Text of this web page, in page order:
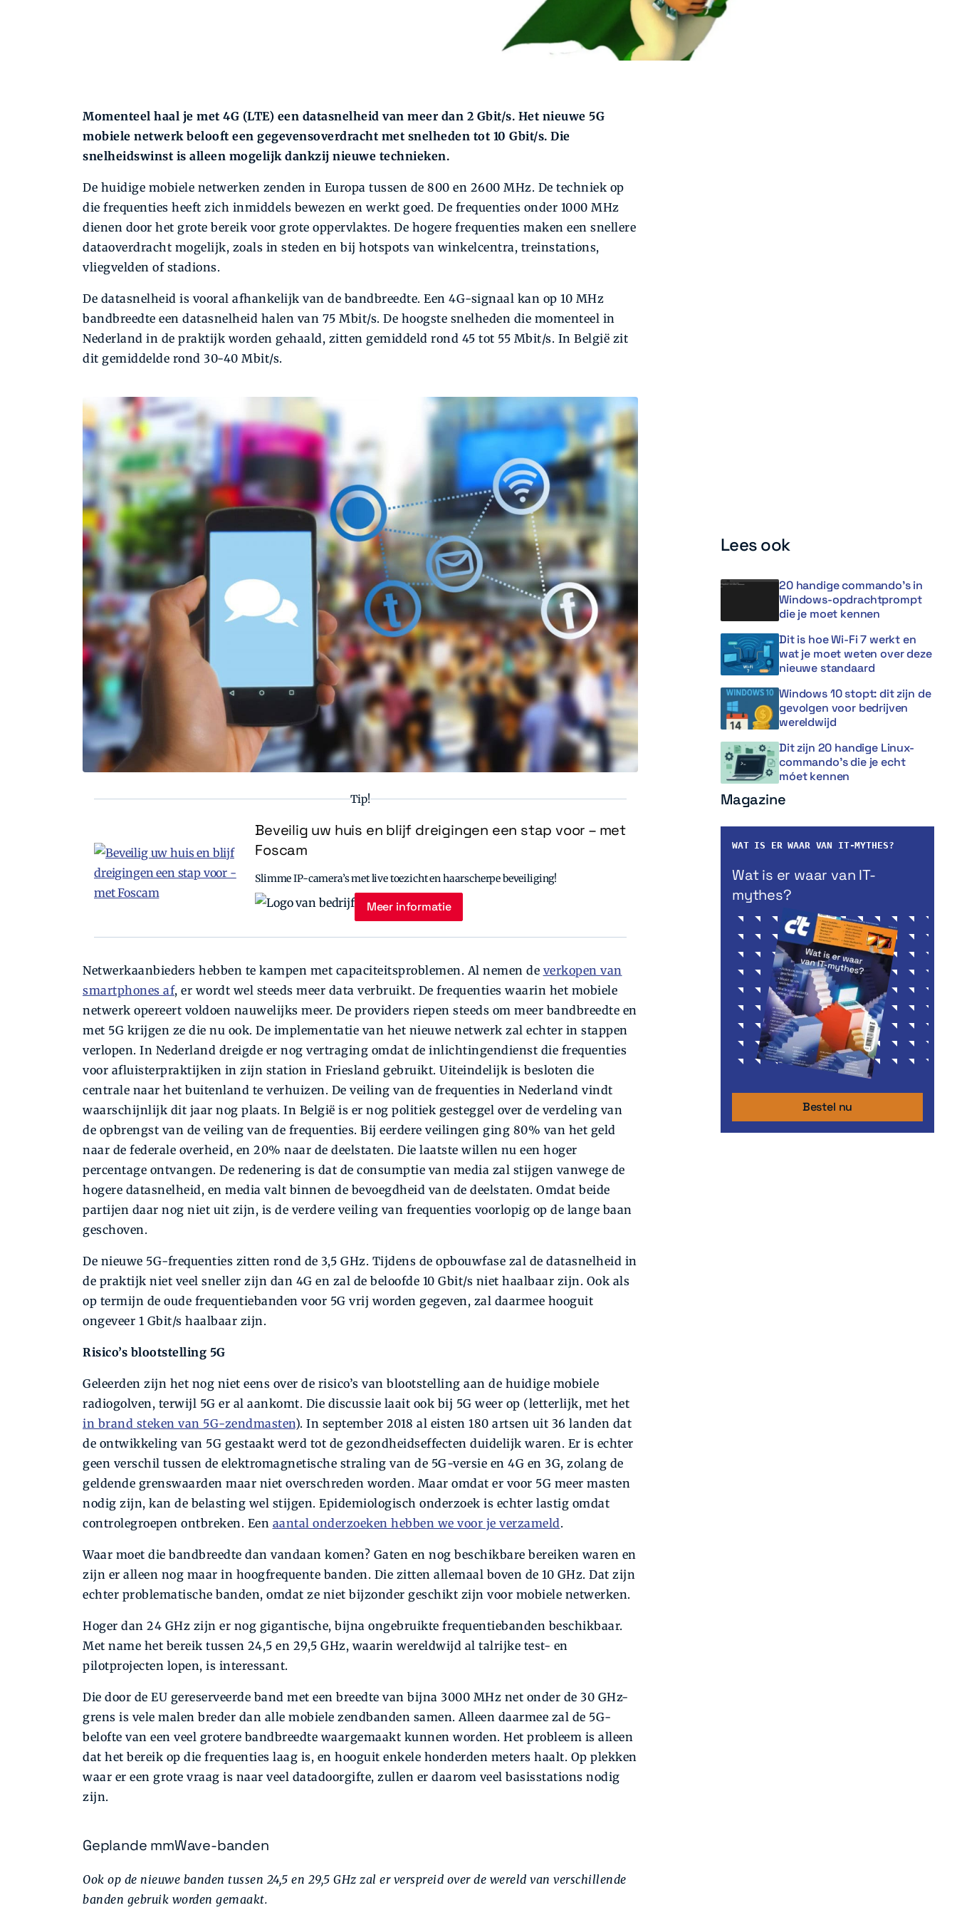
Momenteel haal je met 4G (LTE) een datasnelheid van meer dan 2 Gbit/s. Het nieuwe 5G
mobiele netwerk belooft een gegevensoverdracht met snelheden tot 10 Gbit/s. Die
snelheidswinst is alleen mogelijk dankzij nieuwe technieken.
De huidige mobiele netwerken zenden in Europa tussen de 800 en 2600 MHz. De techniek op
die frequenties heeft zich inmiddels bewezen en werkt goed. De frequenties onder 1000 MHz
dienen door het grote bereik voor grote oppervlaktes. De hogere frequenties maken een snellere
dataoverdracht mogelijk, zoals in steden en bij hotspots van winkel­centra, treinstations,
vliegvelden of stadions.
De datasnelheid is vooral afhankelijk van de bandbreedte. Een 4G-signaal kan op 10 MHz
bandbreedte een datasnelheid halen van 75 Mbit/s. De hoogste snelheden die momenteel in
Nederland in de praktijk worden gehaald, zitten gemiddeld rond 45 tot 55 Mbit/s. In België zit
dit gemiddelde rond 30-40 Mbit/s.
Tip!
Beveilig uw huis en blijf dreigingen een stap voor – met
Foscam
Slimme IP-camera’s met live toezicht en haarscherpe beveiliging!
Meer informatie
Netwerkaanbieders hebben te kampen met capa­citeitsproblemen. Al nemen de verkopen van
smartphones af, er wordt wel steeds meer data verbruikt. De frequenties waarin het mobiele
netwerk opereert voldoen nauwelijks meer. De providers riepen steeds om meer bandbreedte en
met 5G krijgen ze die nu ook. De implementatie van het nieuwe netwerk zal echter in stappen
verlopen. In Nederland dreigde er nog vertraging omdat de inlichtingendienst die frequenties
voor afluisterpraktijken in zijn station in Friesland gebruikt. Uiteindelijk is besloten die
centrale naar het buitenland te verhuizen. De veiling van de frequenties in Nederland vindt
waarschijnlijk dit jaar nog plaats. In België is er nog politiek gesteggel over de verdeling van
de opbrengst van de veiling van de frequenties. Bij eerdere veilingen ging 80% van het geld
naar de federale overheid, en 20% naar de deelstaten. Die laatste willen nu een hoger
percentage ontvangen. De redenering is dat de consumptie van media zal stijgen vanwege de
hogere datasnelheid, en media valt binnen de bevoegdheid van de deelstaten. Omdat beide
partijen daar nog niet uit zijn, is de verdere veiling van frequenties voorlopig op de lange baan
geschoven.
De nieuwe 5G-frequenties zitten rond de 3,5 GHz. Tijdens de opbouwfase zal de datasnelheid in
de praktijk niet veel sneller zijn dan 4G en zal de beloofde 10 Gbit/s niet haalbaar zijn. Ook als
op termijn de oude frequentie­banden voor 5G vrij worden gegeven, zal daarmee hooguit
ongeveer 1 Gbit/s haalbaar zijn.
Risico’s blootstelling 5G
Geleerden zijn het nog niet eens over de risico’s van blootstelling aan de huidige mobiele
radiogolven, terwijl 5G er al aankomt. Die discussie laait ook bij 5G weer op (letterlijk, met het
in brand steken van 5G-zendmasten). In september 2018 al eisten 180 artsen uit 36 landen dat
de ontwikkeling van 5G gestaakt werd tot de gezondheidseffecten duidelijk waren. Er is echter
geen verschil tussen de elektromagnetische straling van de 5G-versie en 4G en 3G, zolang de
geldende grenswaarden maar niet overschreden worden. Maar omdat er voor 5G meer masten
nodig zijn, kan de belasting wel stijgen. Epidemiologisch onderzoek is echter lastig omdat
controlegroepen ontbreken. Een aantal onderzoeken hebben we voor je verzameld.
Waar moet die bandbreedte dan vandaan komen? Gaten en nog beschikbare bereiken waren en
zijn er alleen nog maar in hoogfrequente banden. Die zitten allemaal boven de 10 GHz. Dat zijn
echter problematische banden, omdat ze niet bijzonder geschikt zijn voor mobiele netwerken.
Hoger dan 24 GHz zijn er nog gigantische, bijna ongebruikte frequentiebanden beschikbaar.
Met name het bereik tussen 24,5 en 29,5 GHz, waarin wereldwijd al talrijke test- en
pilotprojecten lopen, is interessant.
Die door de EU gereserveerde band met een breedte van bijna 3000 MHz net onder de 30 GHz-
grens is vele malen breder dan alle mobiele zendbanden samen. Alleen daarmee zal de 5G-
belofte van een veel grotere bandbreedte waargemaakt kunnen worden. Het probleem is alleen
dat het bereik op die frequenties laag is, en hooguit enkele honderden meters haalt. Op plekken
waar er een grote vraag is naar veel datadoorgifte, zullen er daarom veel basisstations nodig
zijn.
Geplande mmWave-banden
Ook op de nieuwe banden tussen 24,5 en 29,5 GHz zal er verspreid over de wereld van verschillende
banden gebruik worden gemaakt.
Lees ook
20 handige commando’s in
Windows-opdrachtprompt
die je moet kennen
Dit is hoe Wi-Fi 7 werkt en
wat je moet weten over deze
nieuwe standaard
Windows 10 stopt: dit zijn de
gevolgen voor bedrijven
wereldwijd
Dit zijn 20 handige Linux-
commando’s die je echt
móet kennen
Magazine
WAT IS ER WAAR VAN IT-MYTHES?
Wat is er waar van IT-
mythes?
Bestel nu